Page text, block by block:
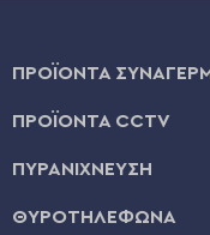
ΠΡΟΪΟΝΤΑ
ΠΡΟΪΟΝΤΑ CCTV
ΠΥΡΑΝΙΧΝΕΥΣΗ
ΘΥΡΟΤΗΛΕΦΩΝΑ